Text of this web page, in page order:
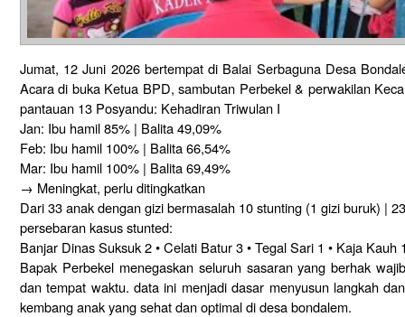
Jumat, 12 Juni 2026 bertempat di Balai Serbaguna Desa
Acara di buka Ketua BPD, sambutan Perbekel & perwakilan
pantauan 13 Posyandu: Kehadiran Triwulan I
Jan: Ibu hamil 85% | Balita 49,09%
Feb: Ibu hamil 100% | Balita 66,54%
Mar: Ibu hamil 100% | Balita 69,49%
→ Meningkat, perlu ditingkatkan
Dari 33 anak dengan gizi bermasalah 10 stunting (1 gizi buruk) |
persebaran kasus stunted:
Banjar Dinas Suksuk 2 • Celati Batur 3 • Tegal Sari 1 • Kaja Kauh
Bapak Perbekel menegaskan seluruh sasaran yang berhak
dan tempat waktu. data ini menjadi dasar menyusun langkah
kembang anak yang sehat dan optimal di desa bondalem.